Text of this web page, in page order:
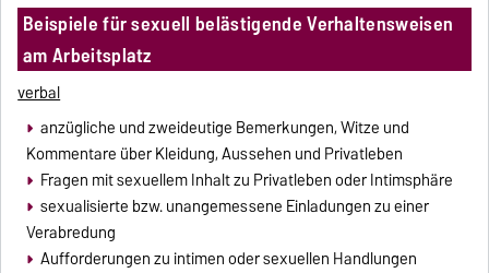
Beispiele für sexuell belästigende Verhaltensweisen
am Arbeitsplatz
verbal
anzügliche und zweideutige Bemerkungen, Witze und
Kommentare über Kleidung, Aussehen und Privatleben
Fragen mit sexuellem Inhalt zu Privatleben oder Intimsphäre
sexualisierte bzw. unangemessene Einladungen zu einer
Verabredung
Aufforderungen zu intimen oder sexuellen Handlungen